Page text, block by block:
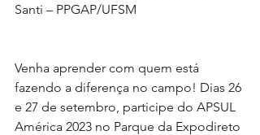
Santi – PPGAP/UFSM
Venha aprender com quem está
fazendo a diferença no campo! Dias 26
e 27 de setembro, participe do APSUL
América 2023 no Parque da Expodireto